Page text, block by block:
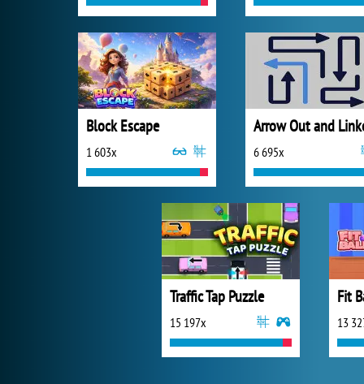
Block Escape
1 603x
Arrow Out and
6 695x
Traffic Tap Puzzle
15 197x
Fit
13